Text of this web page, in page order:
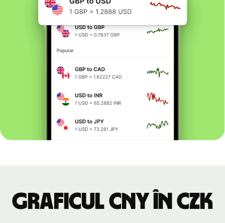
Graficul CNY în CZK